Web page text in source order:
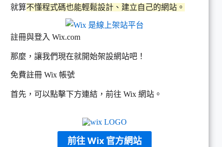
就算不懂程式碼也能輕鬆設計、建立自己的網站。
註冊與登入 Wix.com
那麼，讓我們現在就開始架設網站吧！
免費註冊 Wix 帳號
首先，可以點擊下方連結，前往 Wix 網站。
前往 Wix 官方網站